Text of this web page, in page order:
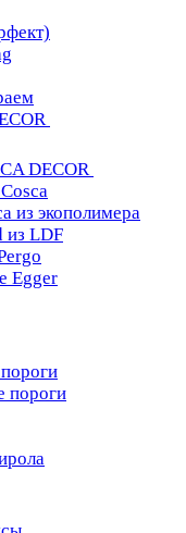
DECOR
из экополимера
из LDF
Egger
пороги